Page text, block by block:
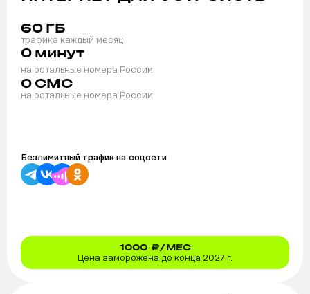
60 ГБ
трафика каждый месяц
0 минут
на остальные номера России
0 СМС
на остальные номера России
Безлимитный трафик на соцсети
1000 ₽/МЕС
Цена заморожена до конца 2027 г.